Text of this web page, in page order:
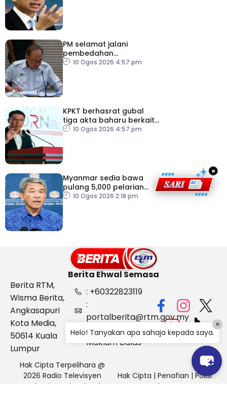
PM selamat jalani
pembedahan
laparoskopi rawat hernia
10 Ogos 2026 4:57 pm
KPKT berhasrat gubal
tiga akta baharu berkait
perumahan
10 Ogos 2026 4:57 pm
Myanmar sedia bawa
pulang 5,000 pelarian
guna kapal
10 Ogos 2026 2:18 pm
×
Berita Ehwal Semasa
Berita RTM,
Wisma Berita,
Angkasapuri
Kota Media,
50614 Kuala
Lumpur
: +60322823119
:
portalberita@rtm.gov.my
: Aduan &
Maklum balas
Hak Cipta Terpelihara @
2026 Radio Televisyen
Malaysia, Berita Ehwal
Hak Cipta | Penafian | Polisi
Keselamatan
Helo! Tanyakan apa sahaja kepada saya.
×